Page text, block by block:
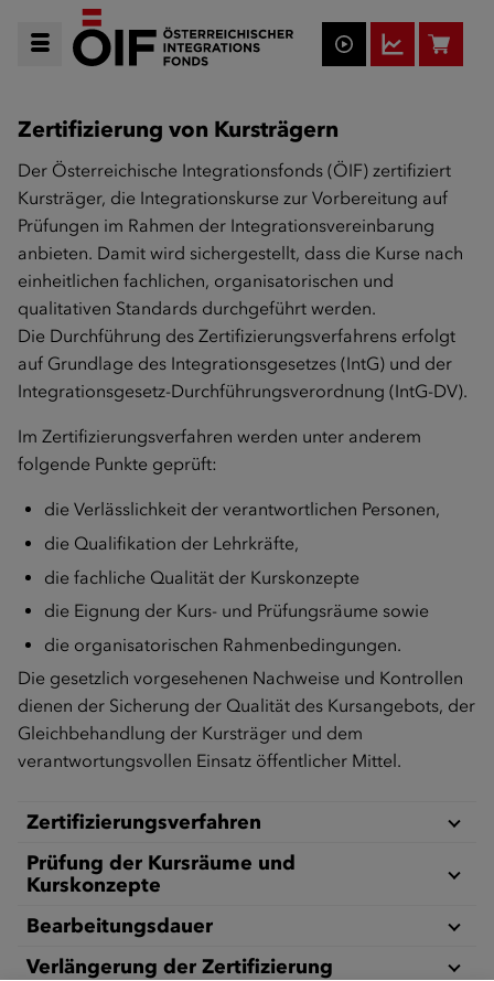
Zertifizierung von Kursträgern
Der Österreichische Integrationsfonds (ÖIF) zertifiziert
Kursträger, die Integrationskurse zur Vorbereitung auf
Prüfungen im Rahmen der Integrationsvereinbarung
anbieten. Damit wird sichergestellt, dass die Kurse nach
einheitlichen fachlichen, organisatorischen und
qualitativen Standards durchgeführt werden.
Die Durchführung des Zertifizierungsverfahrens erfolgt
auf Grundlage des Integrationsgesetzes (IntG) und der
Integrationsgesetz-Durchführungsverordnung (IntG-DV).
Im Zertifizierungsverfahren werden unter anderem
folgende Punkte geprüft:
die Verlässlichkeit der verantwortlichen Personen,
die Qualifikation der Lehrkräfte,
die fachliche Qualität der Kurskonzepte
die Eignung der Kurs- und Prüfungsräume sowie
die organisatorischen Rahmenbedingungen.
Die gesetzlich vorgesehenen Nachweise und Kontrollen
dienen der Sicherung der Qualität des Kursangebots, der
Gleichbehandlung der Kursträger und dem
verantwortungsvollen Einsatz öffentlicher Mittel.
Zertifizierungsverfahren
Prüfung der Kursräume und
Kurskonzepte
Bearbeitungsdauer
Verlängerung der Zertifizierung